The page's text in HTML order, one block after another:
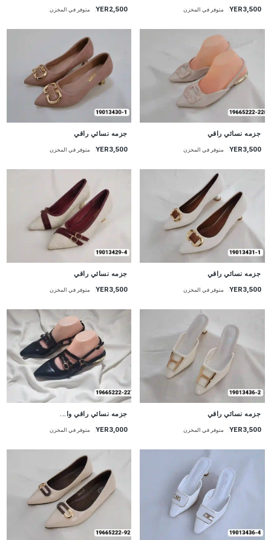
YER3,500 متوفر في المخزن YER2,500 متوفر في المخزن
جزمه نسائي راقي
YER3,500 متوفر في المخزن
جزمه نسائي راقي
YER3,500 متوفر في المخزن
جزمه نسائي راقي
YER3,500 متوفر في المخزن
جزمه نسائي راقي
YER3,500 متوفر في المخزن
جزمه نسائي راقي
YER3,500 متوفر في المخزن
جزمه نسائي راقي وا...
YER3,000 متوفر في المخزن